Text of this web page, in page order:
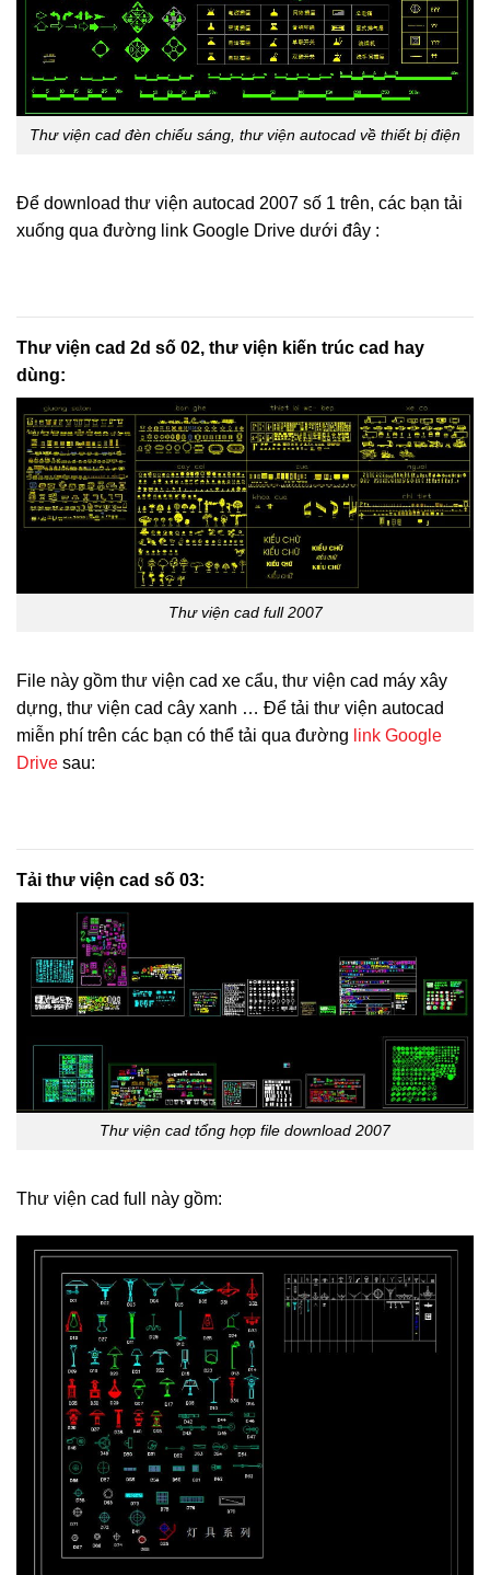
Thư viện cad đèn chiếu sáng, thư viện autocad về thiết bị điện
Để download thư viện autocad 2007 số 1 trên, các bạn tải
xuống qua đường link Google Drive dưới đây :
Thư viện cad 2d số 02, thư viện kiến trúc cad hay
dùng:
Thư viện cad full 2007
File này gồm thư viện cad xe cẩu, thư viện cad máy xây
dựng, thư viện cad cây xanh … Để tải thư viện autocad
miễn phí trên các bạn có thể tải qua đường link Google
Drive sau:
Tải thư viện cad số 03:
Thư viện cad tổng hợp file download 2007
Thư viện cad full này gồm: